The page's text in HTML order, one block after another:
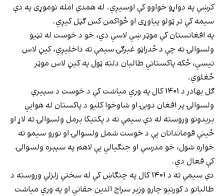
کرښې په دواړو خواوو کې اوسیږي. له همدې امله نوموړی په دې
سیمه کې تر ټولو پیاوړی او ځواکمن کس ګڼل کیږي.
په افغانستان کې موټر ښي لاسي دي، خو د خوست له تڼیو
ولسوالۍ نه چې د ځدراڼو غبرګۍ سیمې ته داخلیږي، کیڼ لاس
نیسي، ځکه پاکستاني طالبان دلته ټول په کیڼ لاس موټر
ځغلوي.
ګل بهادر د ۱۴۰۱ کال په وري میاشت کې د خوست د سپیرې
ولسوالۍ پر افغان دوبۍ او شاوخوا کلیو د پاکستان له هوايي
بریدونو وروسته له دې سیمې نه د پکتیکا برمل ولسوالۍ ته لاړ او
ځینې قوماندانان یې د خوست شمل ولسوالۍ او نورو سیمو ته
خواره شول، خو مدرسې او جنګیالي یې لاهم په سپېره ولسوالۍ
کې فعال دي.
دې سیمې ته د ۱۴۰۱ کال په چنګاښ کې له سختې زلزلې وروسته د
طالبانو د کورنیو چارو وزیر سراج الدین حقاني او په وري میاشت